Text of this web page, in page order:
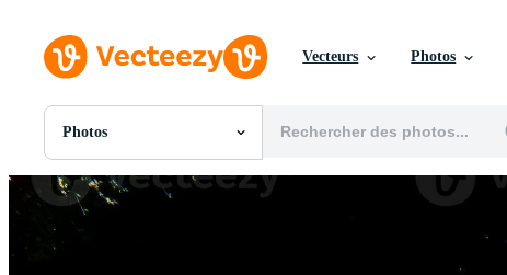
Vecteurs Photos
Photos
Toutes Images
Photos
PNGs